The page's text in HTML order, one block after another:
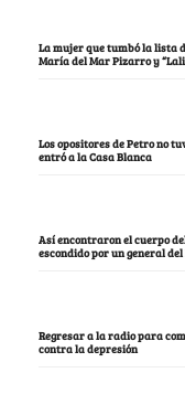
La mujer que tumbó la lista
María del Mar Pizarro y
Los opositores de Petro no
entró a la Casa Blanca
Así encontraron el cuerpo
escondido por un general
Regresar a la radio para
contra la depresión